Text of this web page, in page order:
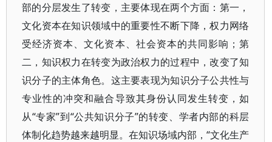
部的分层发生了转变，主要体现在两个方面：第一，
文化资本在知识领域中的重要性不断下降，权力网络
受经济资本、文化资本、社会资本的共同影响；第
二，知识权力在转变为政治权力的过程中，改变了知
识分子的主体角色。这主要表现为知识分子公共性与
专业性的冲突和融合导致其身份认同发生转变，如
从“专家”到“公共知识分子”的转变、学者内部的科层
体制化趋势越来越明显。在知识场域内部，“文化生产